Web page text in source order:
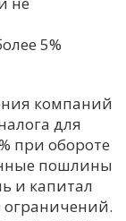
5%
компаний
для
при обороте
пошлины
и капитал
ограничений.